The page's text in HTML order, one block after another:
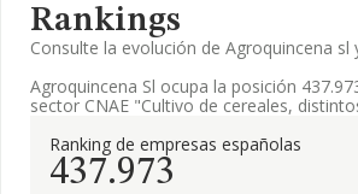
Rankings
Consulte la evolución de Agroquincena
Agroquincena Sl ocupa la posición
sector CNAE "Cultivo de cereales,
Ranking de empresas españolas
437.973